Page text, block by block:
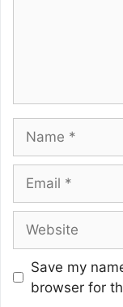
Save my
browser for